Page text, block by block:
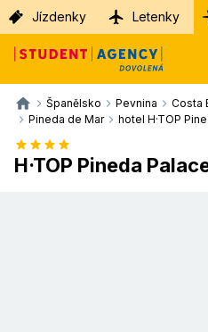
Jízdenky Letenky
Španělsko Pevnina
Costa
Pineda de Mar
hotel H·TOP
H·TOP Pineda